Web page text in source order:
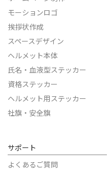
モーションロゴ
挨拶状作成
スペースデザイン
ヘルメット本体
氏名・血液型ステッカー
資格ステッカー
ヘルメット用ステッカー
社旗・安全旗
サポート
よくあるご質問